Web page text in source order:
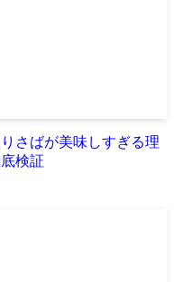
さばが美味しすぎる理
検証